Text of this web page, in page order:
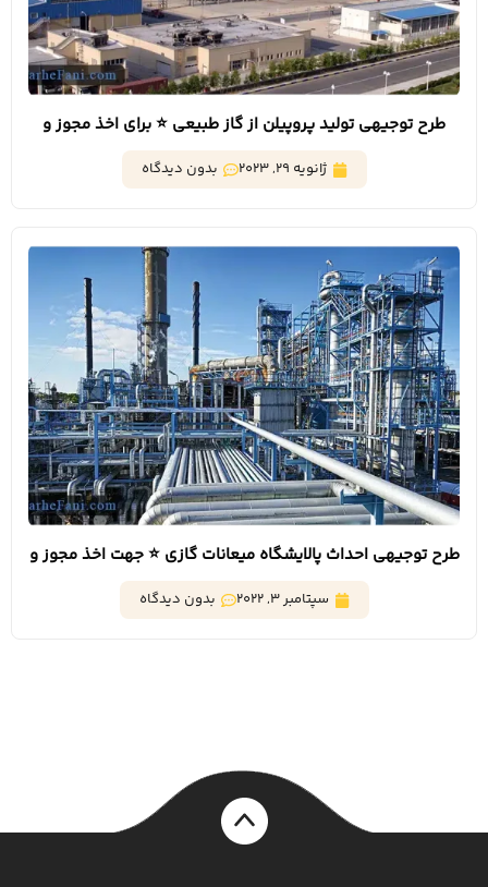
طرح توجیهی تولید پروپیلن از گاز طبیعی ⭐️ برای اخذ مجوز و
تسهیلات
ژانویه 29, 2023 بدون دیدگاه
طرح توجیهی احداث پالایشگاه میعانات گازی ⭐️ جهت اخذ مجوز و
تسهیلات
سپتامبر 3, 2022 بدون دیدگاه